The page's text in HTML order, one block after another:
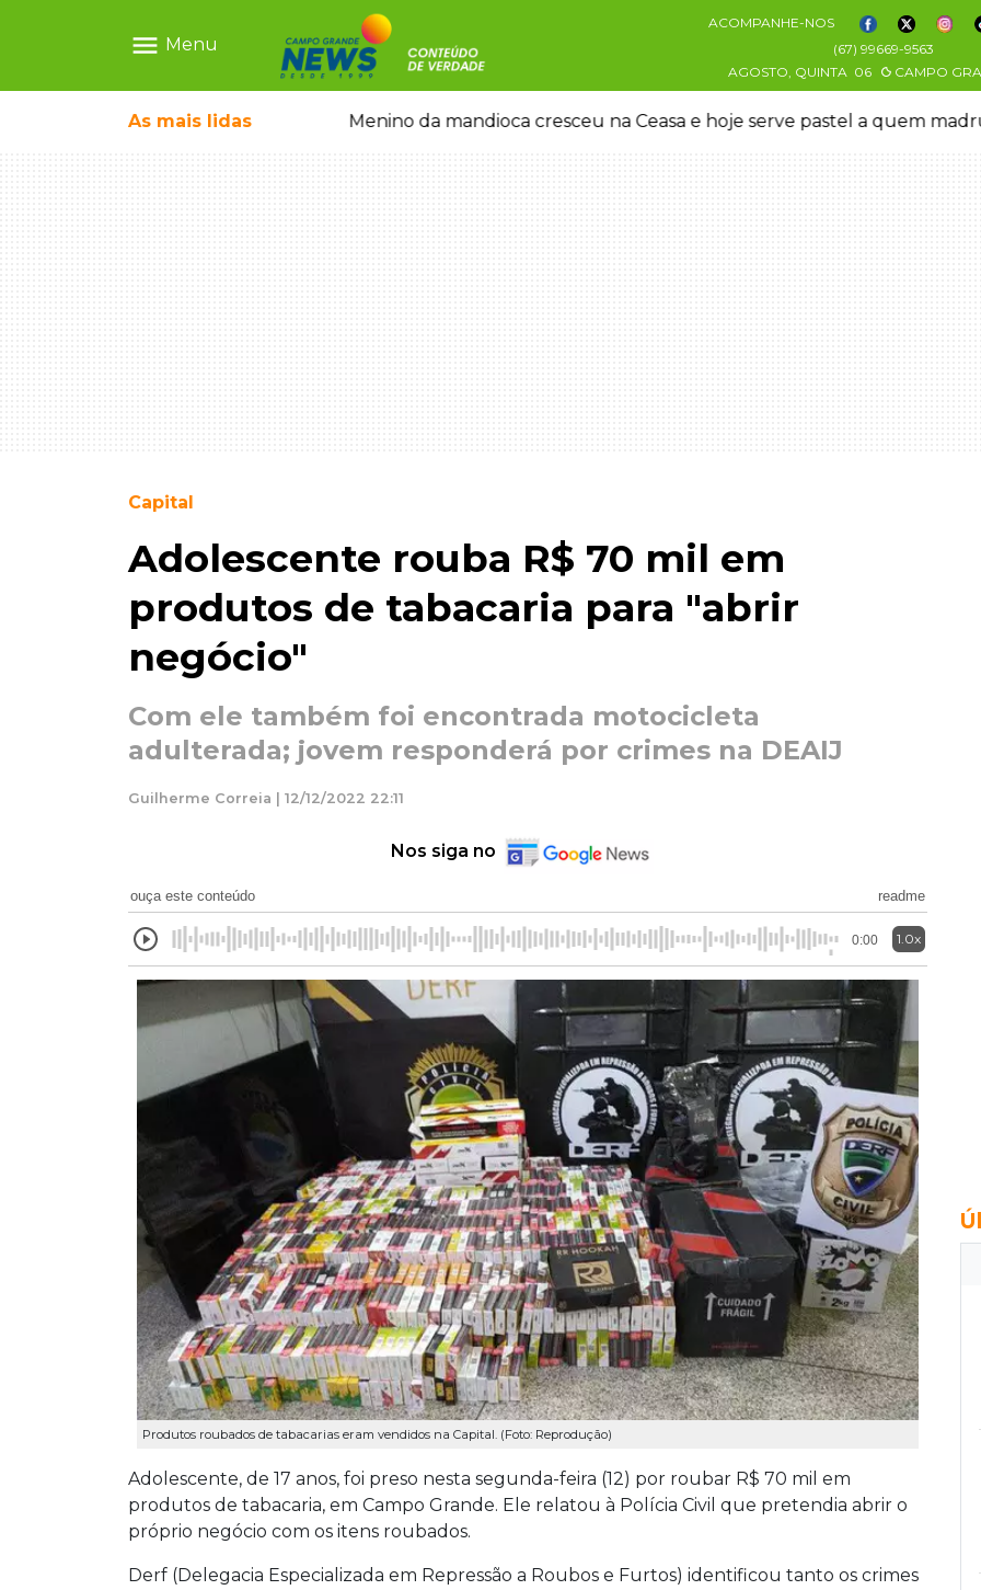
menu Menu
ACOMPANHE-NOS
(67) 99669-9563
AGOSTO, QUINTA 06 CAMPO
As mais lidas
crianças brasileiras Menino da mandioca cresceu na Ceasa e hoje serve pastel a quem
Capital
Adolescente rouba R$ 70 mil em
produtos de tabacaria para "abrir
negócio"
Com ele também foi encontrada motocicleta
adulterada; jovem responderá por crimes na DEAIJ
Guilherme Correia | 12/12/2022 22:11
Nos siga no
ouça este conteúdo readme
0:00 1.0x
Produtos roubados de tabacarias eram vendidos na Capital. (Foto: Reprodução)
Adolescente, de 17 anos, foi preso nesta segunda-feira (12) por roubar R$ 70 mil em
produtos de tabacaria, em Campo Grande. Ele relatou à Polícia Civil que pretendia abrir o
próprio negócio com os itens roubados.
Derf (Delegacia Especializada em Repressão a Roubos e Furtos) identificou tanto os crimes